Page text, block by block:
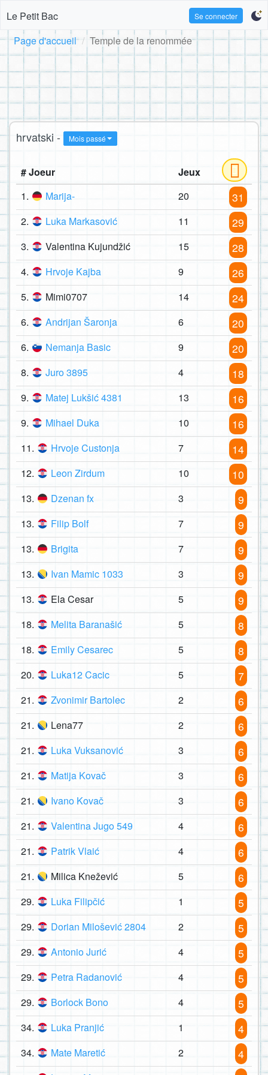
Le Petit Bac Se connecter
Page d'accueil Temple de la renommée
hrvatski - Mois passé
# Joeur
Jeux
1.
Marija- 20 31
2. Luka Markasović 11 29
3. Valentina Kujundžić 15 28
4. Hrvoje Kajba 9 26
5. Mimi0707 14 24
6. Andrijan Šaronja 6 20
6. Nemanja Basic 9 20
8. Juro 3895 4 18
9. Matej Lukšić 4381 13 16
9. Mihael Duka 10 16
11. Hrvoje Custonja 7 14
12. Leon Zirdum 10 10
13. Dzenan fx 3 9
13. Filip Bolf 7 9
13. Brigita 7 9
13. Ivan Mamic 1033 3 9
13. Ela Cesar 5 9
18. Melita Baranašić 5 8
18. Emily Cesarec 5 8
20. Luka12 Cacic 5 7
21. Zvonimir Bartolec 2 6
21. Lena77 2 6
21. Luka Vuksanović 3 6
21. Matija Kovač 3 6
21. Ivano Kovač 3 6
21. Valentina Jugo 549 4 6
21. Patrik Vlaić 4 6
21. Milica Knežević 5 6
29. Luka Filipčić 1 5
29. Dorian Milošević 2804 2 5
29. Antonio Jurić 4 5
29. Petra Radanović 4 5
29. Borlock Bono 4 5
34. Luka Pranjić 1 4
34. Mate Maretić 2 4